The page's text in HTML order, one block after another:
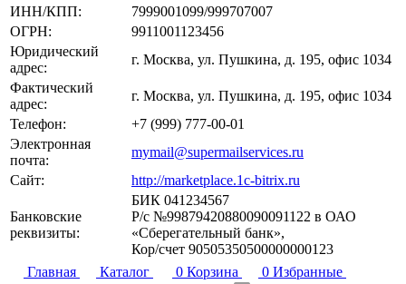
ИНН/КПП:
7999001099/999707007
ОГРН:
9911001123456
Юридический
адрес:
г. Москва, ул. Пушкина, д. 195, офис 1034
Фактический
адрес:
г. Москва, ул. Пушкина, д. 195, офис 1034
Телефон:
+7 (999) 777-00-01
Электронная
почта:
mymail@supermailservices.ru
Сайт:
http://marketplace.1c-bitrix.ru
Банковские
реквизиты:
БИК 041234567
Р/с №99879420880090091122 в ОАО
«Сберегательный банк»,
Кор/счет 90505350500000000123
Главная
Каталог 0 Корзина 0 Избранные